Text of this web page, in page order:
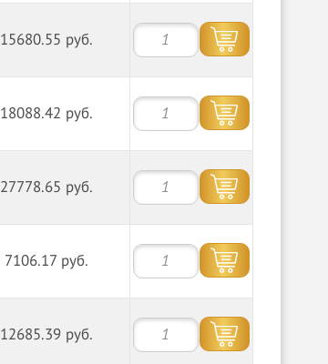
15680.55 руб.
18088.42 руб.
27778.65 руб.
7106.17 руб.
12685.39 руб.